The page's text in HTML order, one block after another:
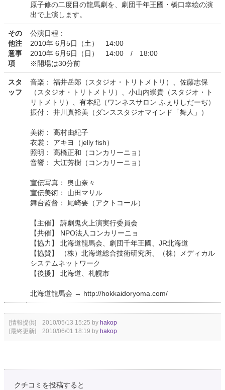
原子修の二度目の龍馬劇を、劇団千年王國・橋口幸絵の演
出で上演します。
その
他注
意事
項
公演日程：
2010年 6月5日（土） 14:00
2010年 6月6日（日） 14:00 / 18:00
※開場は30分前
スタ
ッフ
音楽： 福井岳郎（スタジオ・トリトメトリ）、佐藤志保
（スタジオ・トリトメトリ）、小山内崇貴（スタジオ・ト
リトメトリ）、有本紀（ワンネスサロン ふぇりしだーぢ）
振付： 井川真裕美（ダンススタジオマインド「舞人」）
美術： 高村由紀子
衣裳： アキヨ（jelly fish）
照明： 高橋正和（コンカリーニョ）
音響： 大江芳樹（コンカリーニョ）
宣伝写真： 奥山奈々
宣伝美術： 山田マサル
舞台監督： 尾崎要（アクトコール）
【主催】 詩劇鬼火上演実行委員会
【共催】 NPO法人コンカリーニョ
【協力】 北海道龍馬会、劇団千年王國、JR北海道
【協賛】 （株）北海道総合技術研究所、（株）メディカル
システムネットワーク
【後援】 北海道、札幌市
北海道龍馬会 → http://hokkaidoryoma.com/
[情報提供] 2010/05/13 15:25 by hakop
[最終更新] 2010/06/01 18:19 by hakop
クチコミを投稿すると